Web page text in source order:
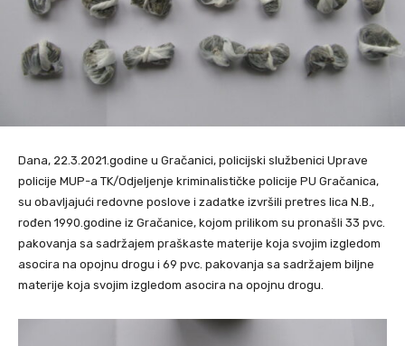
Dana, 22.3.2021.godine u Gračanici, policijski službenici Uprave
policije MUP-a TK/Odjeljenje kriminalističke policije PU Gračanica,
su obavljajući redovne poslove i zadatke izvršili pretres lica N.B.,
rođen 1990.godine iz Gračanice, kojom prilikom su pronašli 33 pvc.
pakovanja sa sadržajem praškaste materije koja svojim izgledom
asocira na opojnu drogu i 69 pvc. pakovanja sa sadržajem biljne
materije koja svojim izgledom asocira na opojnu drogu.